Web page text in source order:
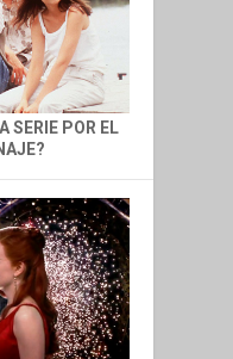
SERIE POR EL